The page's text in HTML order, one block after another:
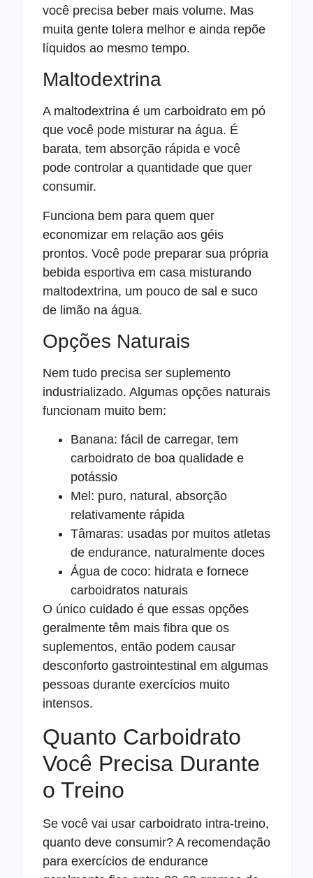
você precisa beber mais volume. Mas
muita gente tolera melhor e ainda repõe
líquidos ao mesmo tempo.
Maltodextrina
A maltodextrina é um carboidrato em pó
que você pode misturar na água. É
barata, tem absorção rápida e você
pode controlar a quantidade que quer
consumir.
Funciona bem para quem quer
economizar em relação aos géis
prontos. Você pode preparar sua própria
bebida esportiva em casa misturando
maltodextrina, um pouco de sal e suco
de limão na água.
Opções Naturais
Nem tudo precisa ser suplemento
industrializado. Algumas opções naturais
funcionam muito bem:
Banana: fácil de carregar, tem
carboidrato de boa qualidade e
potássio
Mel: puro, natural, absorção
relativamente rápida
Tâmaras: usadas por muitos atletas
de endurance, naturalmente doces
Água de coco: hidrata e fornece
carboidratos naturais
O único cuidado é que essas opções
geralmente têm mais fibra que os
suplementos, então podem causar
desconforto gastrointestinal em algumas
pessoas durante exercícios muito
intensos.
Quanto Carboidrato
Você Precisa Durante
o Treino
Se você vai usar carboidrato intra-treino,
quanto deve consumir? A recomendação
para exercícios de endurance